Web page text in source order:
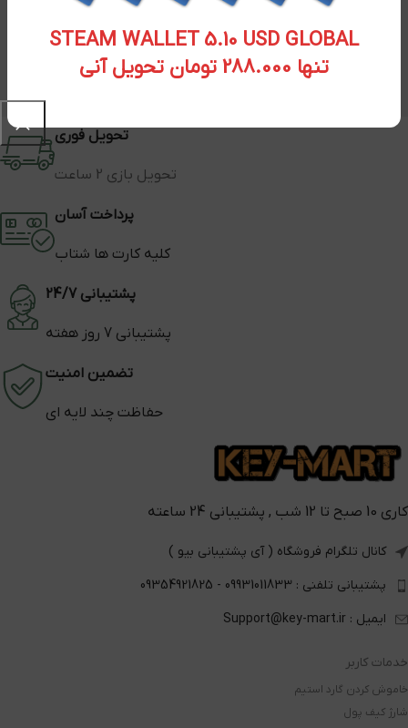
STEAM WALLET 5.10 USD GLOBAL
تنها 288.000 تومان تحویل آنی
تحویل فوری
تحویل بازی 2 ساعت
پرداخت آسان
کلیه کارت ها شتاب
پشتیبانی 24/7
پشتیبانی 7 روز هفته
تضمین امنیت
حفاظت چند لایه ای
کاری 10 صبح تا 12 شب , پشتیبانی 24 ساعته
کانال تلگرام فروشگاه ( آی پشتیبانی بیو )
پشتیبانی تلفنی : 09931011833 - 09354921825
ایمیل : Support@key-mart.ir
خدمات کاربر
خاموش کردن گارد استیم
شارژ کیف پول